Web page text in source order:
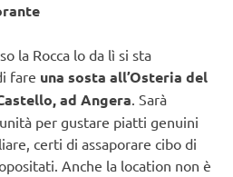
la Rocca lo da lì si sta
fare una sosta all’Osteria del
ad Angera. Sarà
per gustare piatti genuini
certi di assaporare cibo di
Anche la location non è